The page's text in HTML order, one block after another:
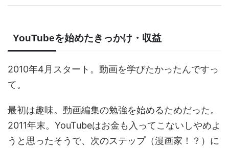
YouTubeを始めたきっかけ・収益
2010年4月スタート。動画を学びたかったんですっ
て。
最初は趣味。動画編集の勉強を始めるためだった。
2011年末。YouTubeはお金も入ってこないしやめよ
うと思ったそうで、次のステップ（漫画家！？）に